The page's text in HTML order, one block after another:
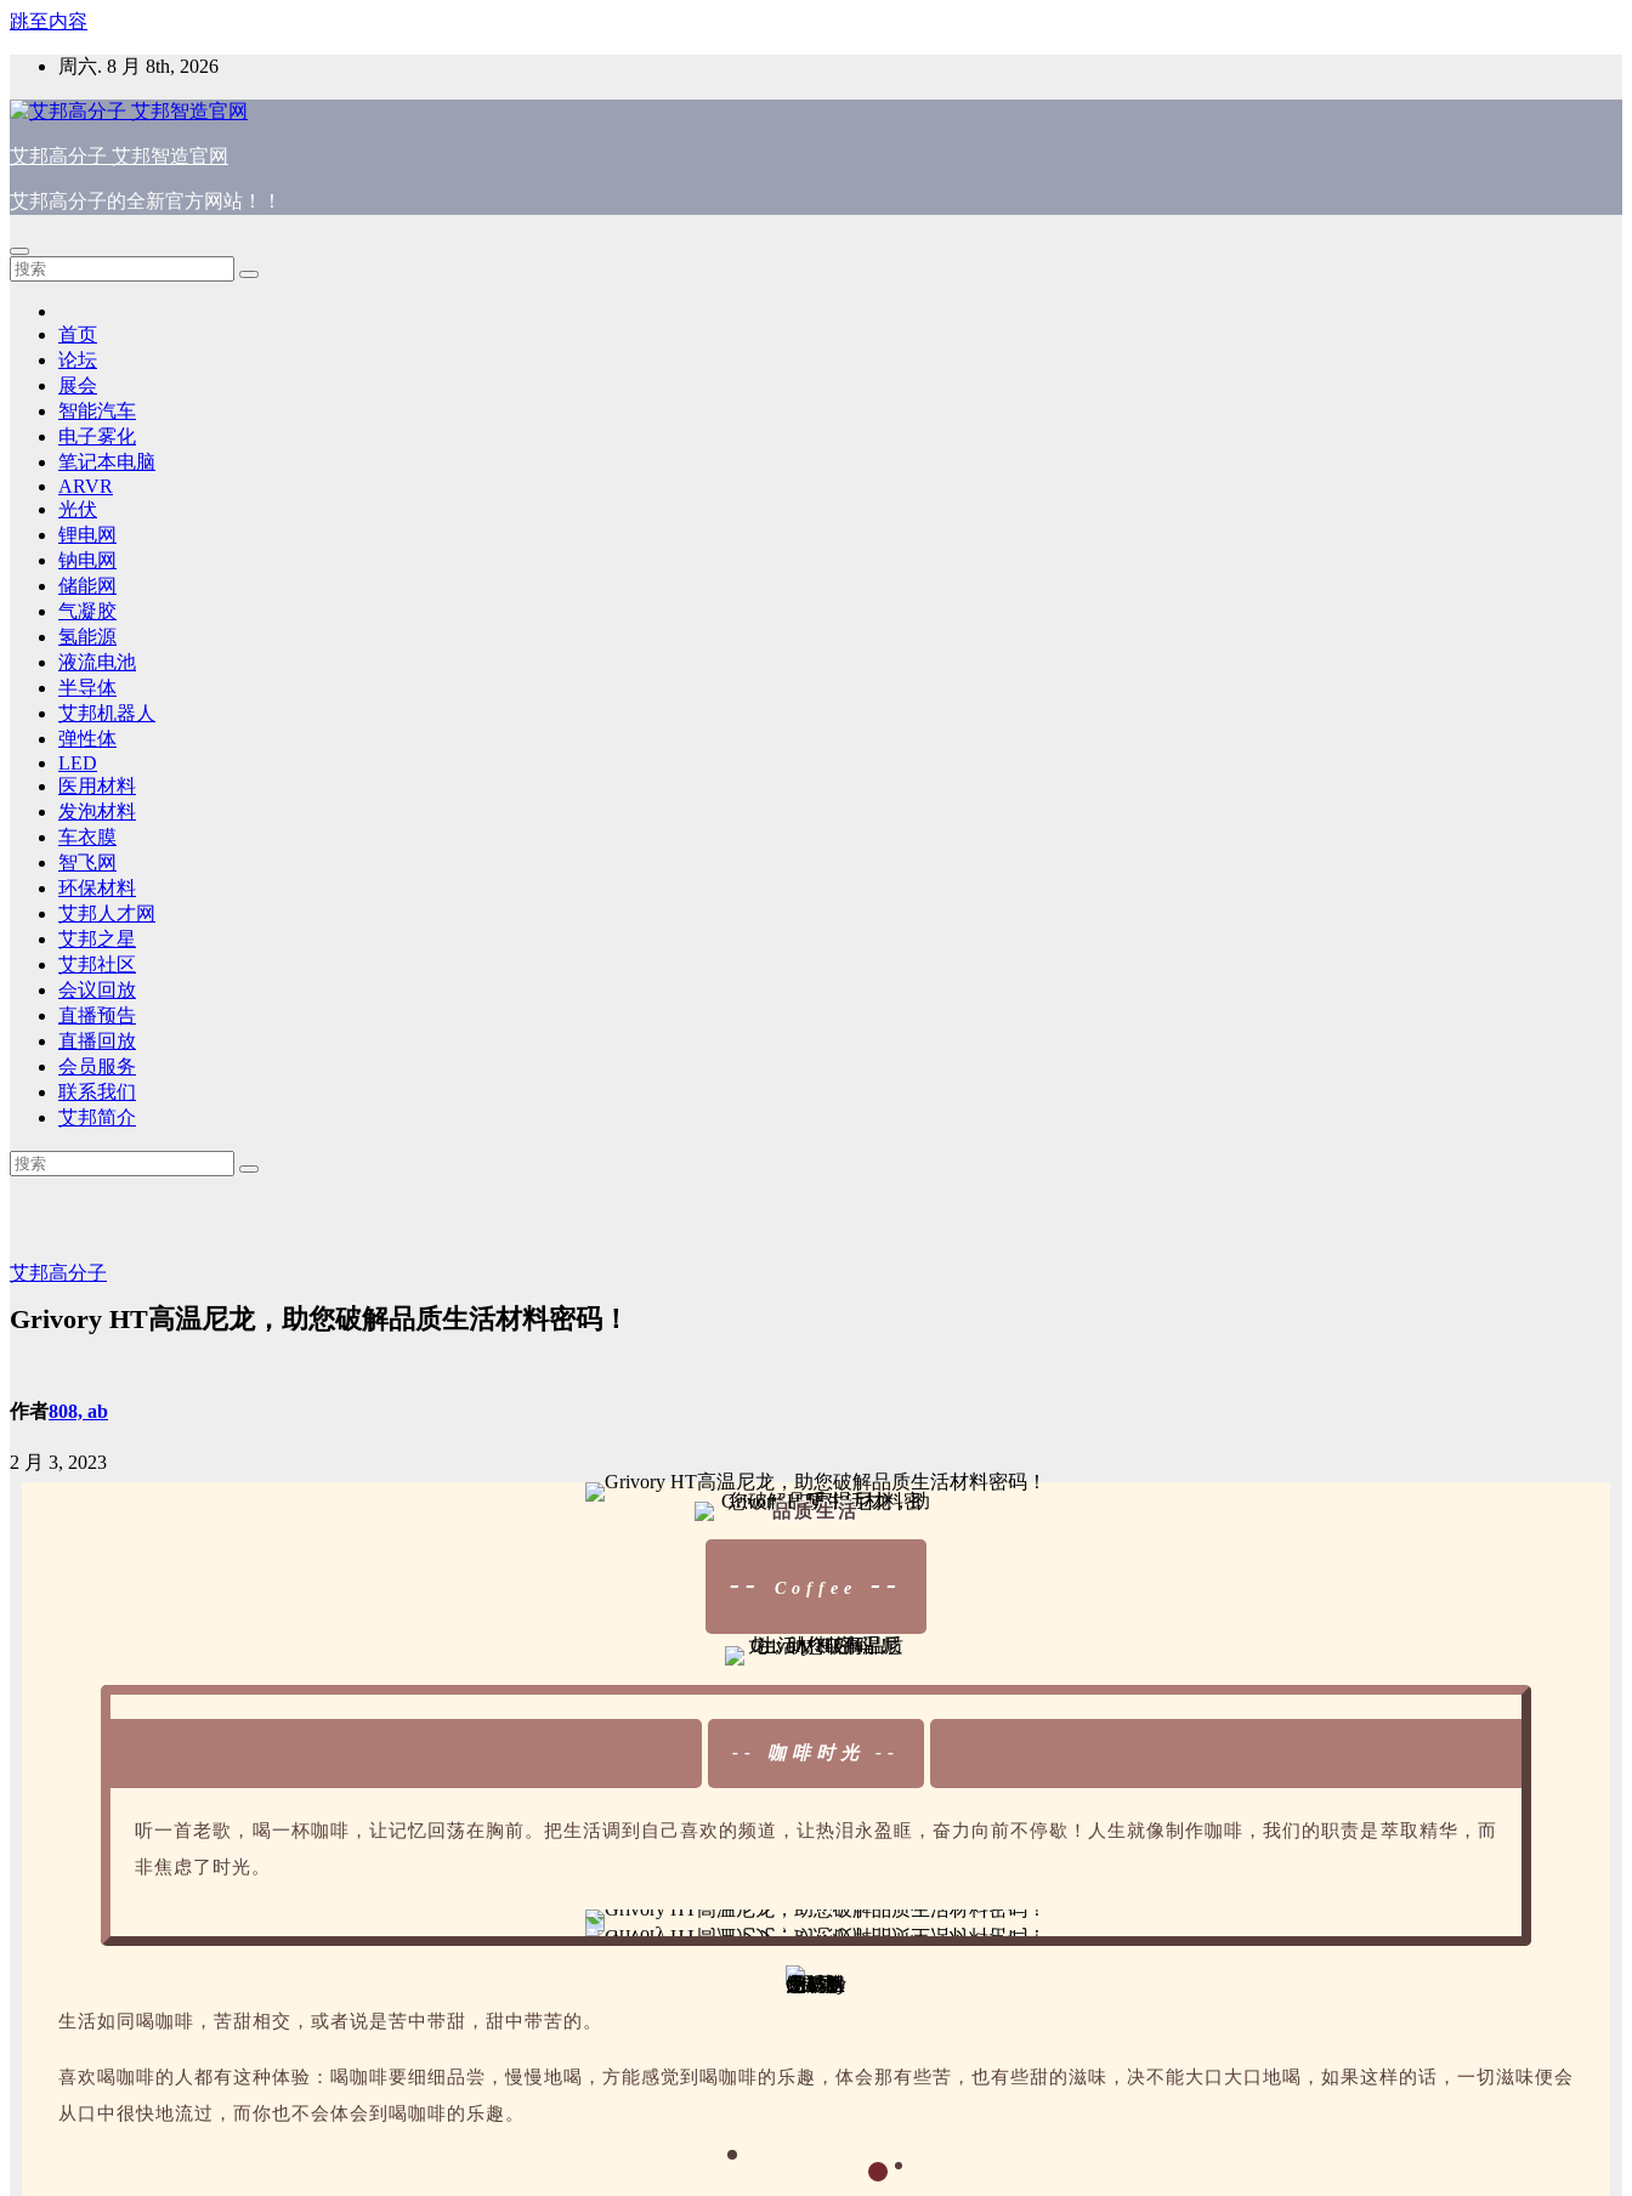
跳至内容
周六. 8 月 8th, 2026
艾邦高分子 艾邦智造官网
艾邦高分子的全新官方网站！！
首页
论坛
展会
智能汽车
电子雾化
笔记本电脑
ARVR
光伏
锂电网
钠电网
储能网
气凝胶
氢能源
液流电池
半导体
艾邦机器人
弹性体
LED
医用材料
发泡材料
车衣膜
智飞网
环保材料
艾邦人才网
艾邦之星
艾邦社区
会议回放
直播预告
直播回放
会员服务
联系我们
艾邦简介
艾邦高分子
Grivory HT高温尼龙，助您破解品质生活材料密码！
作者808, ab
2 月 3, 2023
品质生活
-- Co ff ee --
-- 咖啡时光 --
听一首老歌，喝一杯咖啡，让记忆回荡在胸前。把生活调到自己喜欢的频道，让热泪永盈眶，奋力向前不停歇！人生就像制作咖啡，我们的职责是萃取精华，而
非焦虑了时光。
生活如同喝咖啡，苦甜相交，或者说是苦中带甜，甜中带苦的。
喜欢喝咖啡的人都有这种体验：喝咖啡要细细品尝，慢慢地喝，方能感觉到喝咖啡的乐趣，体会那有些苦，也有些甜的滋味，决不能大口大口地喝，如果这样的话，一切滋味便会
从口中很快地流过，而你也不会体会到喝咖啡的乐趣。